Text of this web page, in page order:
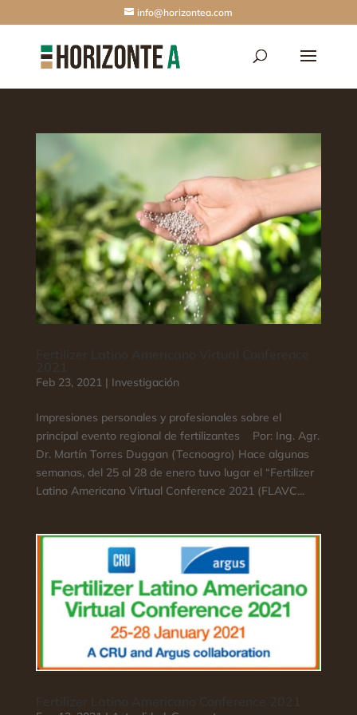
info@horizontea.com
Feb 23, 2021| Investigación
Impresiones personales y profesionales sobre el
principal evento regional de fertilizantes Por: Ing. Agr.
Dr. Martín Torres Duggan (Tecnoagro) Hace algunas
semanas, del 25 al 28 de enero tuvo lugar el “Fertilizer
Latino Americano Virtual Conference 2021 (FLAVC...